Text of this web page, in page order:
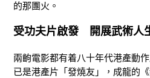
的那團火。
受功夫片啟發 開展武術人
兩齣電影都有着八十年代港產動
已是港產片「發燒友」，成龍的